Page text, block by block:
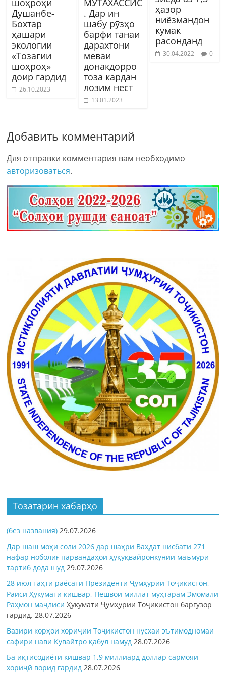
шоҳроҳи
Душанбе-
Бохтар
ҳашари
экологии
«Тозагии
шоҳроҳ»
доир гардид
26.10.2023
МУТАХАССИС
. Дар ин
шабу рӯзҳо
барфи танаи
дарахтони
меваи
донакдорро
тоза кардан
лозим нест
13.01.2023
ҳазор
ниёзмандон
кумак
расонданд
30.04.2022 0
Добавить комментарий
Для отправки комментария вам необходимо
авторизоваться.
Тозатарин хабарҳо
(без названия) 29.07.2026
Дар шаш моҳи соли 2026 дар шаҳри Ваҳдат нисбати 271
нафар ноболиғ парвандаҳои ҳуқуқвайронкунии маъмурӣ
тартиб дода шуд 29.07.2026
28 июл таҳти раёсати Президенти Ҷумҳурии Тоҷикистон,
Раиси Ҳукумати кишвар, Пешвои миллат муҳтарам Эмомалӣ
Раҳмон маҷлисиҲукумати Ҷумҳурии Тоҷикистон баргузор
гардид.28.07.2026
Вазири корҳои хориҷии Тоҷикистон нусхаи эътимодномаи
сафири нави Кувайтро қабул намуд 28.07.2026
Ба иқтисодиёти кишвар 1,9 миллиард доллар сармояи
хориҷӣ ворид гардид 28.07.2026